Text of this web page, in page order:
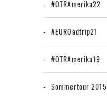
#OTRAmerika22
#EUROadtrip21
#OTRAmerika19
Sommertour 2015